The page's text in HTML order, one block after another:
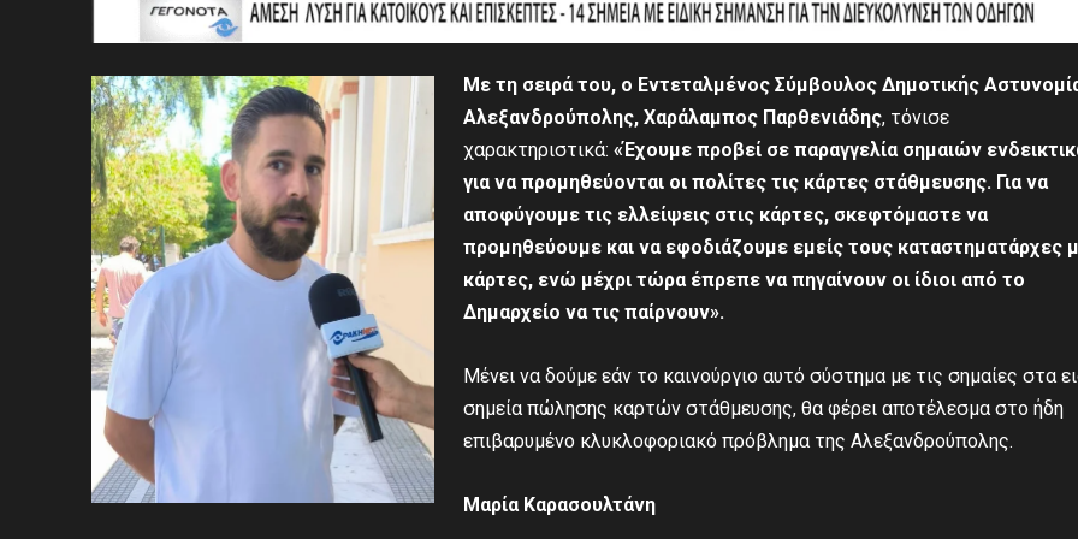
Με τη σειρά του, ο Εντεταλμένος Σύμβουλος Δημοτικής
Αλεξανδρούπολης, Χαράλαμπος Παρθενιάδης, τόνισε
χαρακτηριστικά: «Έχουμε προβεί σε παραγγελία σημαιών
για να προμηθεύονται οι πολίτες τις κάρτες στάθμευσης. Για να
αποφύγουμε τις ελλείψεις στις κάρτες, σκεφτόμαστε να
προμηθεύουμε και να εφοδιάζουμε εμείς τους καταστηματάρχες
κάρτες, ενώ μέχρι τώρα έπρεπε να πηγαίνουν οι ίδιοι από το
Δημαρχείο να τις παίρνουν».
Μένει να δούμε εάν το καινούργιο αυτό σύστημα με τις σημαίες στα
σημεία πώλησης καρτών στάθμευσης, θα φέρει αποτέλεσμα στο ήδη
επιβαρυμένο κλυκλοφοριακό πρόβλημα της Αλεξανδρούπολης.
Μαρία Καρασουλτάνη